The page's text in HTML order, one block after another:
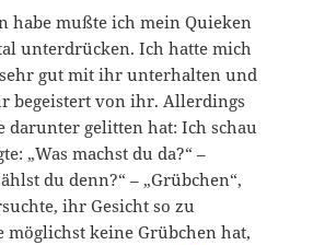
habe mußte ich mein Quieken
unterdrücken. Ich hatte mich
gut mit ihr unterhalten und
begeistert von ihr. Allerdings
darunter gelitten hat: Ich schau
„Was machst du da?“ –
du denn?“ – „Grübchen“,
ihr Gesicht so zu
möglichst keine Grübchen hat,